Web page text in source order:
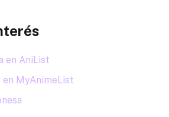
en AniList
en MyAnimeList